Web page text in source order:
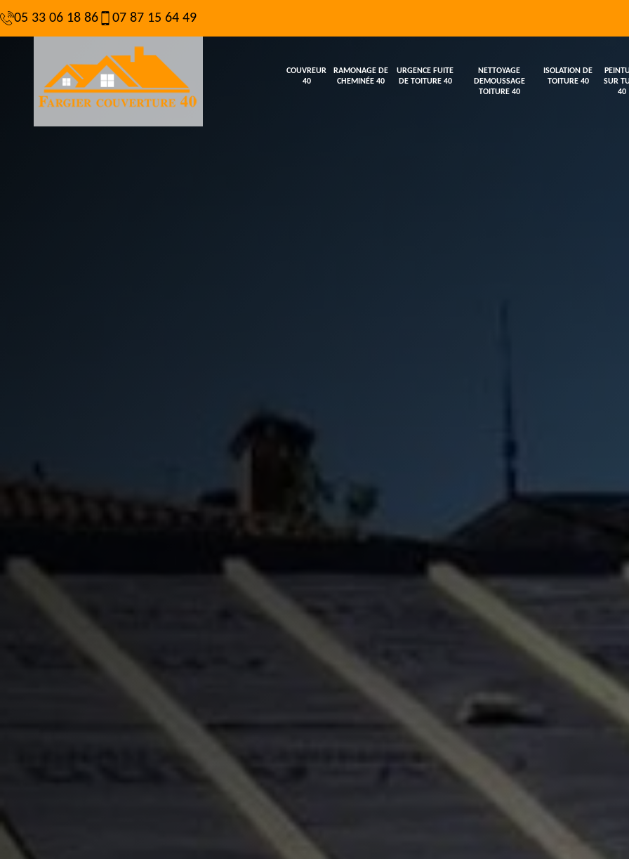
05 33 06 18 86 07 87 15 64 49
COUVREUR
40
RAMONAGE DE
CHEMINÉE 40
URGENCE FUITE
DE TOITURE 40
NETTOYAGE
DEMOUSSAGE
TOITURE 40
ISOLATION DE
TOITURE 40
SUR
40